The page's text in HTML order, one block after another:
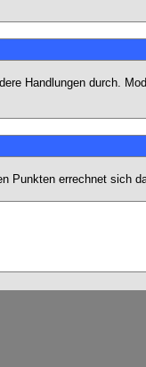
Handlungen durch.
Punkten errechnet sich